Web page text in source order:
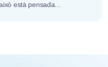
està pensada...